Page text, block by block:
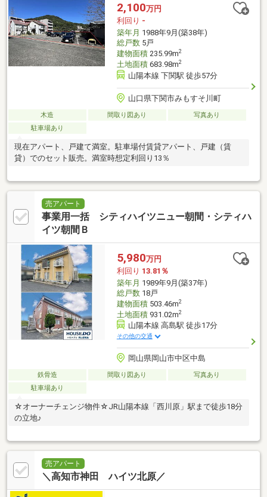
2,100万円
利回り -
築年月 1988年9月(築38年)
総戸数5戸
建物面積235.99m2
土地面積683.98m2
山陽本線 下関駅 徒歩57分
山口県下関市みもすそ川町
木造 間取り図あり
写真あり
駐車場あり
現在アパート、戸建て満室。駐車場付賃貸アパート、戸建（賃
貸）でのセット販売。満室時想定利回り13％
売アパート
事業用一括 シティハイツニュー朝間・シティハ
イツ朝間Ｂ
5,980万円
利回り 13.81％
築年月 1989年9月(築37年)
総戸数18戸
建物面積503.46m2
土地面積931.02m2
山陽本線 高島駅 徒歩17分
その他の交通
岡山県岡山市中区中島
鉄骨造 間取り図あり
写真あり
駐車場あり
☆オーナーチェンジ物件☆JR山陽本線「西川原」駅まで徒歩18分
の立地♪
売アパート
＼高知市神田 ハイツ北原／